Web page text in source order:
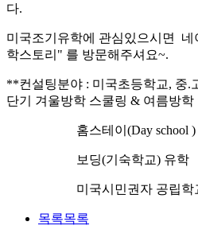
다.
미국조기유학에 관심있으시면
학스토리" 를 방문해주셔요~.
**컨설팅분야 : 미국초등학교,
단기 겨울방학 스쿨링 & 여름방학
홈스테이(Day school )
보딩(기숙학교) 유학
미국시민권자 공립학교
목록목록